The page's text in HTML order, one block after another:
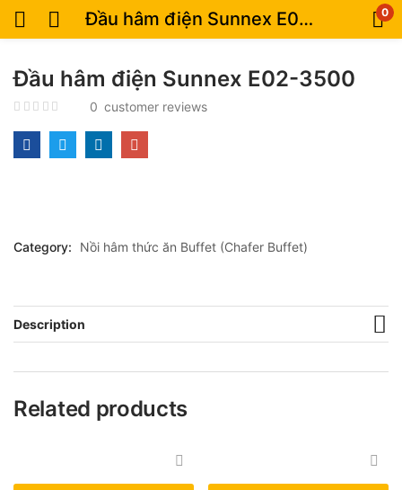
Đầu hâm điện Sunnex E02-3500 0
Đầu hâm điện Sunnex E02-3500
0 customer reviews
Category: Nồi hâm thức ăn Buffet (Chafer Buffet)
Description
Related products